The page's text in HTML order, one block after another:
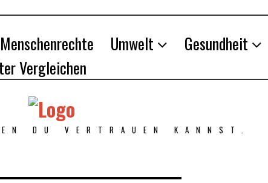
Menschenrechte Umwelt
Gesundheit
Vergleichen
DU VERTRAUEN KANNST.